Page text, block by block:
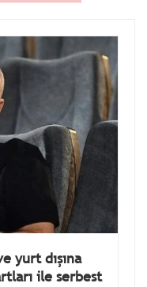
yurt dışına
ile serbest